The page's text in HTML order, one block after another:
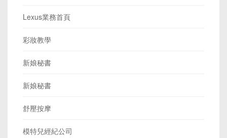
Lexus業務首頁
彩妝教學
新娘秘書
新娘秘書
舒壓按摩
模特兒經紀公司